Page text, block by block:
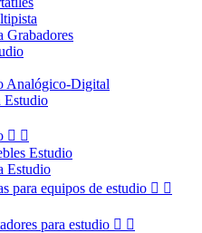
Grabadores
Analógico-Digital
Estudio
 
Estudio
Estudio
para equipos de estudio  
para estudio  